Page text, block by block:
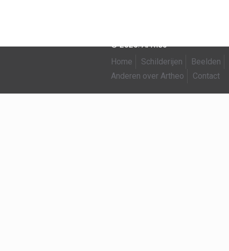
© 2026. ArTheo
Home
Schilderijen
Beelden
Anderen over Artheo
Contact